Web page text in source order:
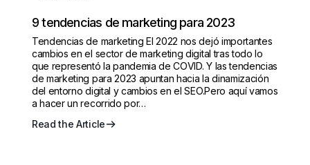
9 tendencias de marketing para 2023
Tendencias de marketing El 2022 nos dejó importantes
cambios en el sector de marketing digital tras todo lo
que representó la pandemia de COVID. Y las tendencias
de marketing para 2023 apuntan hacia la dinamización
del entorno digital y cambios en el SEO.Pero aquí vamos
a hacer un recorrido por…
Read the Article